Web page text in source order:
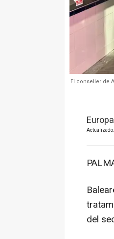
El conseller de
del